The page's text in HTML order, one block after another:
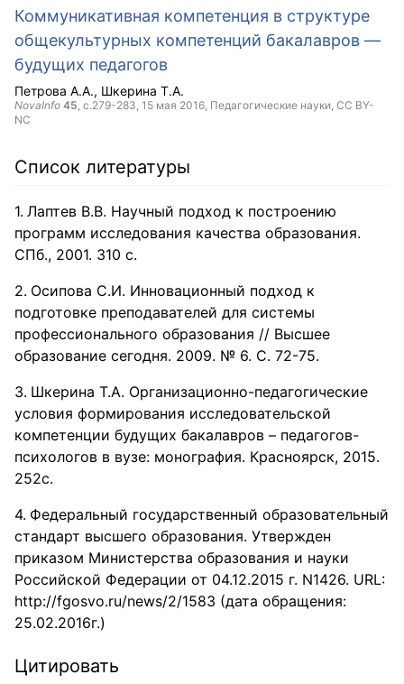
Коммуникативная компетенция в структуре
общекультурных компетенций бакалавров —
будущих педагогов
Петрова А.А. Шкерина Т.А.
NovaInfo 45, с.279-283, 15 мая 2016, Педагогические науки, CC BY-
NC
Список литературы
Лаптев В.В. Научный подход к построению
программ исследования качества образования.
СПб., 2001. 310 с.
Осипова С.И. Инновационный подход к
подготовке преподавателей для системы
профессионального образования // Высшее
образование сегодня. 2009. № 6. С. 72-75.
Шкерина Т.А. Организационно-педагогические
условия формирования исследовательской
компетенции будущих бакалавров – педагогов-
психологов в вузе: монография. Красноярск, 2015.
252с.
Федеральный государственный образовательный
стандарт высшего образования. Утвержден
приказом Министерства образования и науки
Российской Федерации от 04.12.2015 г. N1426. URL:
http://fgosvo.ru/news/2/1583 (дата обращения:
25.02.2016г.)
Цитировать